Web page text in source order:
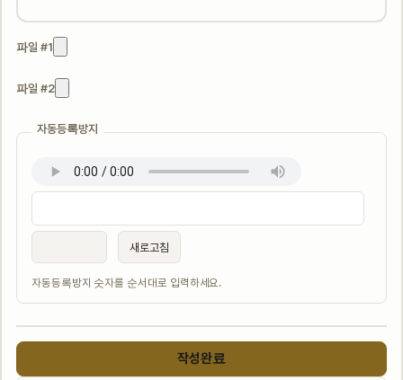
파일 #1
파일 #2
자동등록방지
새로고침
자동등록방지 숫자를 순서대로 입력하세요.
작성완료